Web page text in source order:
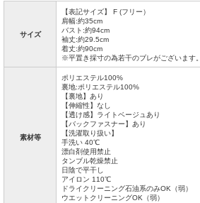
サイズ
【表記サイズ】 F (フリー）
肩幅:約35cm
バスト:約94cm
袖丈:約29.5cm
着丈:約90cm
※平置き採寸の為若干のブレがございます。
素材等
ポリエステル100%
裏地:ポリエステル100%
【裏地】あり
【伸縮性】なし
【透け感】ライトベージュあり
【バックファスナー】あり
【洗濯取り扱い】
手洗い 40℃
漂白剤使用禁止
タンブル乾燥禁止
日陰で平干し
アイロン 110℃
ドライクリーニング石油系のみOK（弱）
ウエットクリーニングOK（弱）